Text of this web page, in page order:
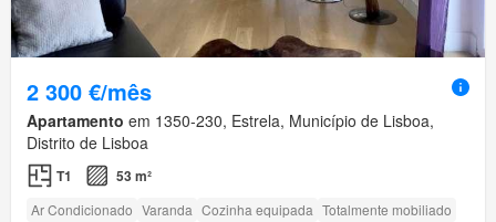
2 300 €/mês
Apartamento em 1350-230, Estrela, Município de Lisboa,
Distrito de Lisboa
T1 53 m²
Ar Condicionado Varanda Cozinha equipada Totalmente mobiliado